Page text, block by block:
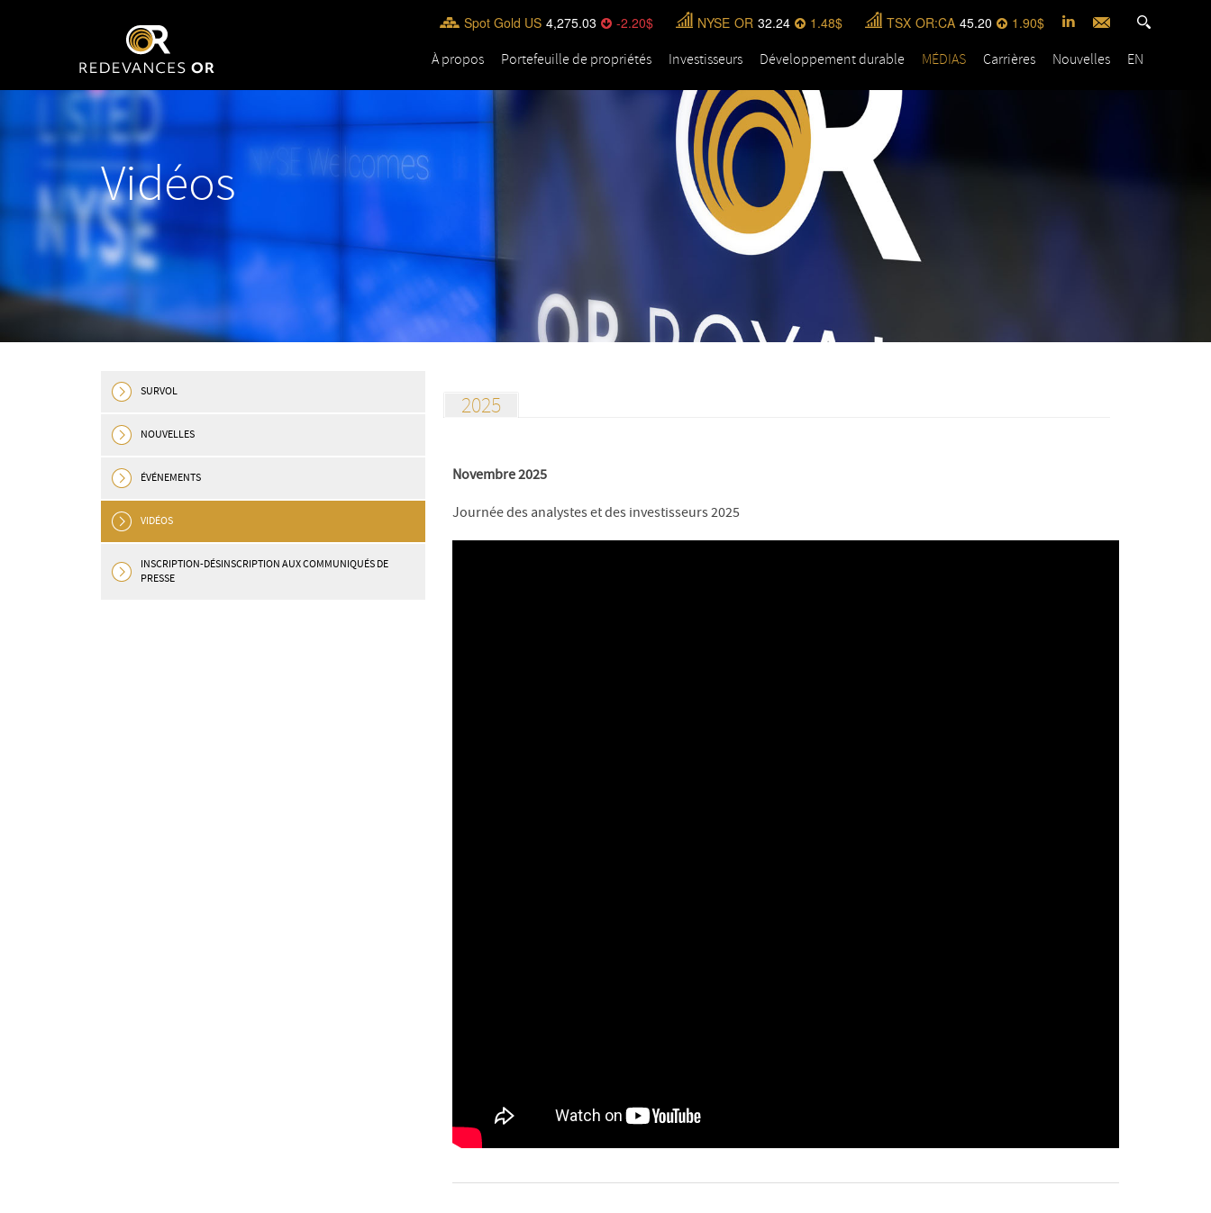
Spot Gold US 4,275.03 -2.20 NYSE OR 32.24 1.48 TSX OR:CA 45.20 1.90
À propos Portefeuille de propriétés Investisseurs Développement durable MÉDIAS Carrières Nouvelles EN
Vidéos
SURVOL
NOUVELLES
ÉVÉNEMENTS
VIDÉOS
INSCRIPTION-DÉSINSCRIPTION AUX COMMUNIQUÉS DE
PRESSE
2025
Novembre 2025
Journée des analystes et des investisseurs 2025